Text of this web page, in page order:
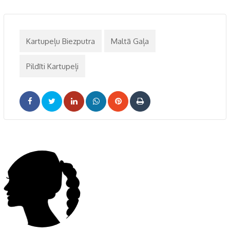
Kartupeļu Biezputra Maltā Gaļa
Pildīti Kartupeļi
LinkedInWhatsappPinterest
Print